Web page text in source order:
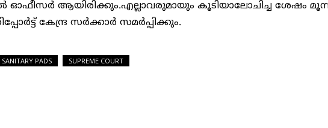
ഓഫീസര്‍ ആയിരിക്കും.എല്ലാവരുമായും കൂടിയാലോചിച്ച ശേഷം
കേന്ദ്ര സര്‍ക്കാര്‍ സമര്‍പ്പിക്കും.
SANITARY PADS SUPREME COURT